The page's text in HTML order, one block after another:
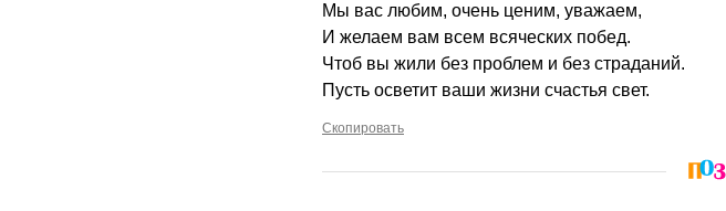
Мы вас любим, очень ценим, уважаем,
И желаем вам всем всяческих побед.
Чтоб вы жили без проблем и без страданий.
Пусть осветит ваши жизни счастья свет.
Скопировать